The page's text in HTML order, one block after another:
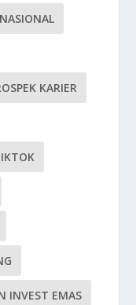
KARIER
INVEST EMAS